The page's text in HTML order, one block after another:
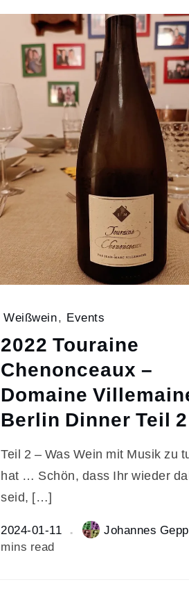
Weißwein, Events
2022 Touraine
Chenonceaux –
Domaine
Berlin Dinner Teil 2
Teil 2 – Was Wein mit Musik zu
hat … Schön, dass Ihr wieder
seid, […]
2024-01-11 Johannes
mins read